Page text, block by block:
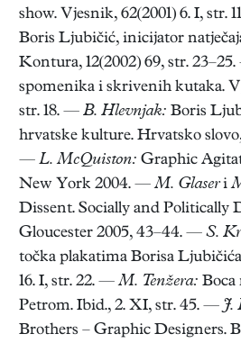
show. Vjesnik, 62(2001) 6. I, str.
Boris Ljubičić, inicijator
Kontura, 12(2002) 69, str.
spomenika i skrivenih kutaka.
str. 18. — B. Hlevnjak: Boris
hrvatske kulture. Hrvatsko slovo,
— L. McQuiston: Graphic
New York 2004. —M. Glaseri
Dissent. Socially and Politically
Gloucester 2005, 43–44. — S.
točka plakatima Borisa
16. I, str. 22. —M. Tenžera: Boca
Petrom. Ibid., 2. XI, str. 45. — J.
Brothers – Graphic Designers.